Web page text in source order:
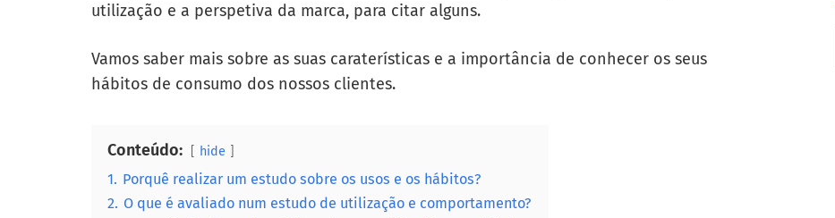
utilização e a perspetiva da marca, para citar alguns.
Vamos saber mais sobre as suas caraterísticas e a importância de conhecer os seus
hábitos de consumo dos nossos clientes.
Conteúdo: hide
1. Porquê realizar um estudo sobre os usos e os hábitos?
2. O que é avaliado num estudo de utilização e comportamento?